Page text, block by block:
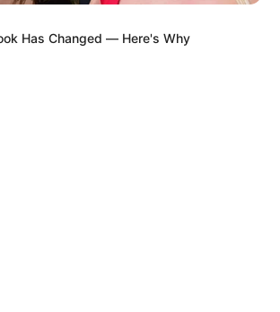
Has Changed — Here's Why